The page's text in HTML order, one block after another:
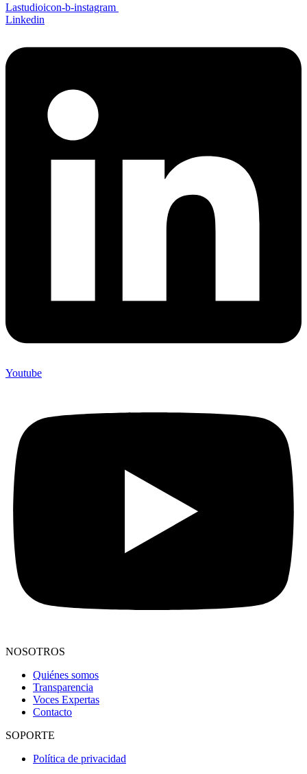
Lastudioicon-b-instagram
Linkedin
Youtube
NOSOTROS
Quiénes somos
Transparencia
Voces Expertas
Contacto
SOPORTE
Política de privacidad